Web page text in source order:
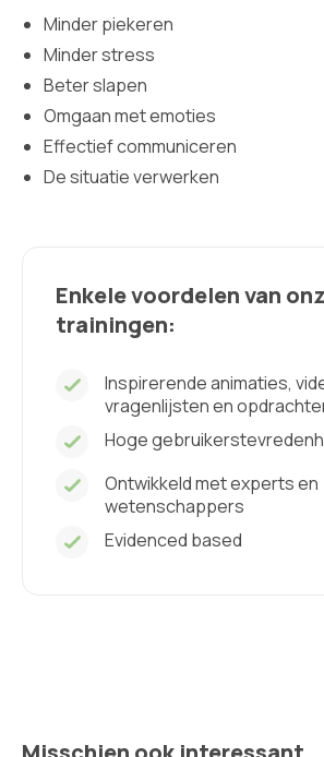
Minder piekeren
Minder stress
Beter slapen
Omgaan met emoties
Effectief communiceren
De situatie verwerken
Enkele voordelen van
trainingen:
Inspirerende animaties,
vragenlijsten en
Hoge
Ontwikkeld met experts en
wetenschappers
Evidenced based